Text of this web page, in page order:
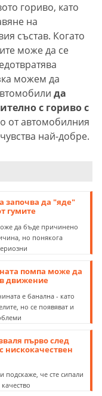
гориво, като
на
състав. Когато
може да се
можем да
да
с гориво с
от автомобилния
най-добре.
започва да "яде"
гумите
да бъде причинено
но понякога
помпа може да
движение
е банална - като
но се появяват и
първо след
нискокачествен
подскаже, че сте сипали